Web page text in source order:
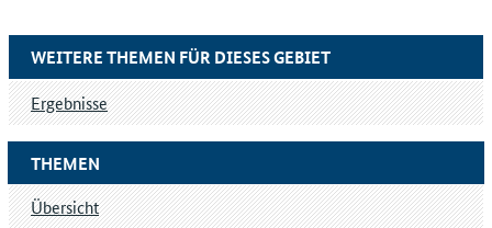
THEMEN
Übersicht
WEITERE THEMEN FÜR DIESES GEBIET
Ergebnisse